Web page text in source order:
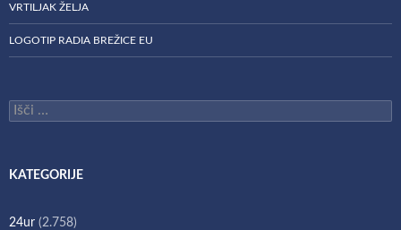
VRTILJAK ŽELJA
LOGOTIP RADIA BREŽICE EU
Išči:
KATEGORIJE
24ur (2.758)